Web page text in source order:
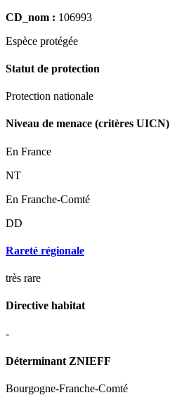
CD_nom : 106993
Espèce protégée
Statut de protection
Protection nationale
Niveau de menace (critères UICN)
En France
NT
En Franche-Comté
DD
Rareté régionale
très rare
Directive habitat
-
Déterminant ZNIEFF
Bourgogne-Franche-Comté